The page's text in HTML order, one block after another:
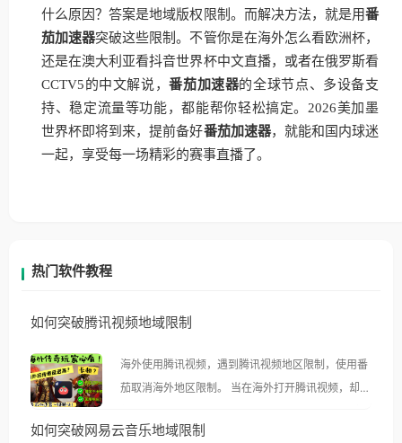
什么原因？答案是地域版权限制。而解决方法，就是用番
茄加速器突破这些限制。不管你是在海外怎么看欧洲杯，
还是在澳大利亚看抖音世界杯中文直播，或者在俄罗斯看
CCTV5的中文解说，番茄加速器的全球节点、多设备支
持、稳定流量等功能，都能帮你轻松搞定。2026美加墨
世界杯即将到来，提前备好番茄加速器，就能和国内球迷
一起，享受每一场精彩的赛事直播了。
热门软件教程
如何突破腾讯视频地域限制
海外使用腾讯视频，遇到腾讯视频地区限制，使用番
茄取消海外地区限制。 当在海外打开腾讯视频，却突
示语。 海外用户如香港、澳门、台湾、美国、加拿
如何突破网易云音乐地域限制